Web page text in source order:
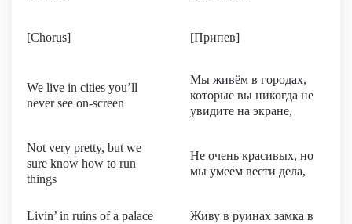
[Chorus] [Припев]
We live in cities you’ll
never see on-screen
Мы живём в городах,
которые вы никогда не
увидите на экране,
Not very pretty, but we
sure know how to run
things
Не очень красивых, но
мы умеем вести дела,
Livin’ in ruins of a palace
Живу в руинах замка в